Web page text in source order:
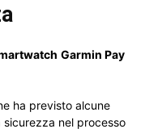
Garmin Pay
ha previsto alcune
nel processo